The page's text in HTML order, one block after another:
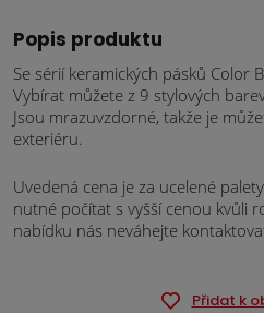
Popis produktu
Se sérií keramických pásků Color
Vybírat můžete z 9 stylových
Jsou mrazuvzdorné, takže je
exteriéru.
Uvedená cena je za ucelené
nutné počítat s vyšší cenou kvůli
nabídku nás neváhejte
Přidat k